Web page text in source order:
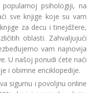
psihologiji, na
sve knjige koje su vam
za decu i tinejdžere,
oblasti. Zahvaljujući
vam najnovija
U našoj ponudi ćete naći
i obimne enciklopedije.
sigurnu i povoljnu online